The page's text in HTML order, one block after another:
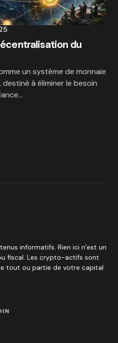
du
un système de monnaie
à éliminer le besoin
informatifs. Rien ici n’est un
fiscal. Les crypto-actifs sont
tout ou partie de votre capital.